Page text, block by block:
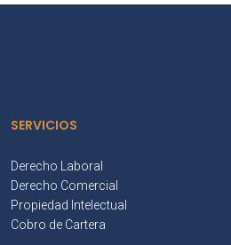
SERVICIOS
Derecho Laboral
Derecho Comercial
Propiedad Intelectual
Cobro de Cartera